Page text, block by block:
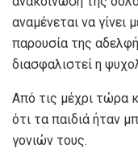
αναμένεται να γίνει
παρουσία της
διασφαλιστεί η
Από τις μέχρι τώρα
ότι τα παιδιά ήταν
γονιών τους.